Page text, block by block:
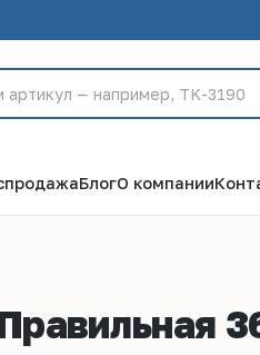
БлогО компании